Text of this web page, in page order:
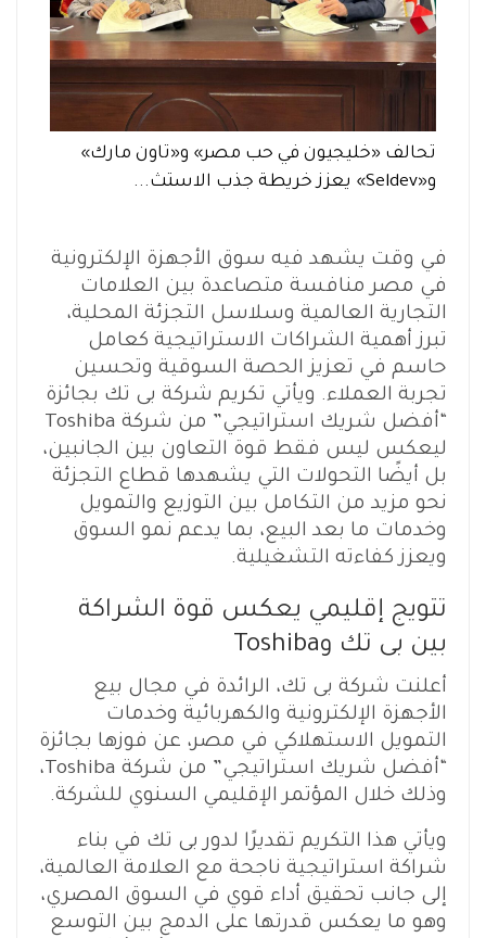
تحالف «خليجيون في حب مصر» و«تاون مارك»
و«Seldev» يعزز خريطة جذب الاستث...
في وقت يشهد فيه سوق الأجهزة الإلكترونية
في مصر منافسة متصاعدة بين العلامات
التجارية العالمية وسلاسل التجزئة المحلية،
تبرز أهمية الشراكات الاستراتيجية كعامل
حاسم في تعزيز الحصة السوقية وتحسين
تجربة العملاء. ويأتي تكريم شركة بى تك بجائزة
“أفضل شريك استراتيجي” من شركة Toshiba
ليعكس ليس فقط قوة التعاون بين الجانبين،
بل أيضًا التحولات التي يشهدها قطاع التجزئة
نحو مزيد من التكامل بين التوزيع والتمويل
وخدمات ما بعد البيع، بما يدعم نمو السوق
ويعزز كفاءته التشغيلية.
تتويج إقليمي يعكس قوة الشراكة
بين بى تك وToshiba
أعلنت شركة بى تك، الرائدة في مجال بيع
الأجهزة الإلكترونية والكهربائية وخدمات
التمويل الاستهلاكي في مصر، عن فوزها بجائزة
“أفضل شريك استراتيجي” من شركة Toshiba،
وذلك خلال المؤتمر الإقليمي السنوي للشركة.
ويأتي هذا التكريم تقديرًا لدور بى تك في بناء
شراكة استراتيجية ناجحة مع العلامة العالمية،
إلى جانب تحقيق أداء قوي في السوق المصري،
وهو ما يعكس قدرتها على الدمج بين التوسع